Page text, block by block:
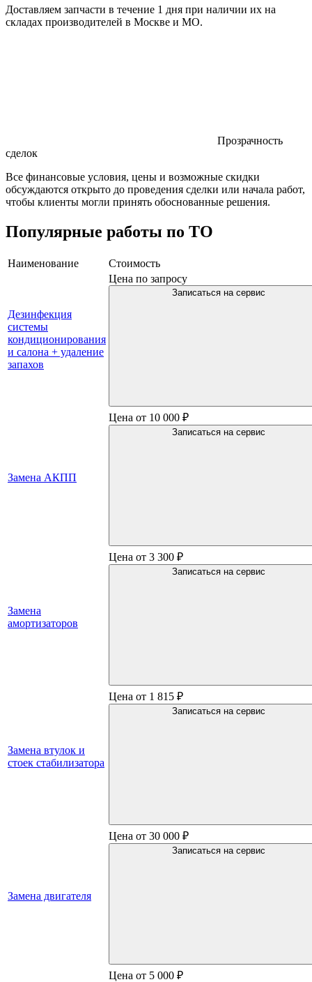
Доставляем запчасти в течение 1 дня при наличии их на
складах производителей в Москве и МО.
Прозрачность
сделок
Все финансовые условия, цены и возможные скидки
обсуждаются открыто до проведения сделки или начала работ,
чтобы клиенты могли принять обоснованные решения.
Популярные работы по ТО
Наименование Стоимость
Дезинфекция
системы
кондиционирования
и салона + удаление
запахов
Цена по запросу
Записаться на сервис
Замена АКПП
Цена от 10 000 ₽
Записаться на сервис
Замена
амортизаторов
Цена от 3 300 ₽
Записаться на сервис
Замена втулок и
стоек стабилизатора
Цена от 1 815 ₽
Записаться на сервис
Замена двигателя
Цена от 30 000 ₽
Записаться на сервис
Цена от 5 000 ₽